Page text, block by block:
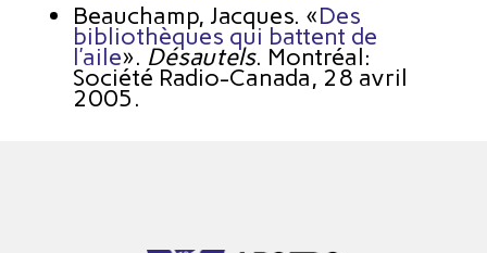
Beauchamp, Jacques. «Des
bibliothèques qui battent de
l’aile». Désautels. Montréal:
Société Radio-Canada, 28 avril
2005.